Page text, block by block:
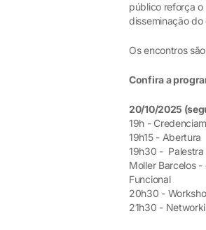
público reforça
disseminação do
Os encontros
Confira a
20/10/2025
19h -
19h15 - Abertura
19h30 - Palestra
Moller Barcelos
Funcional
20h30 -
21h30 -